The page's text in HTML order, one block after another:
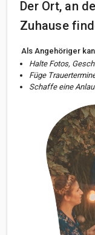
Der Ort, an
Zuhause
Als Angehöriger
Halte Fotos,
Füge
Schaffe eine